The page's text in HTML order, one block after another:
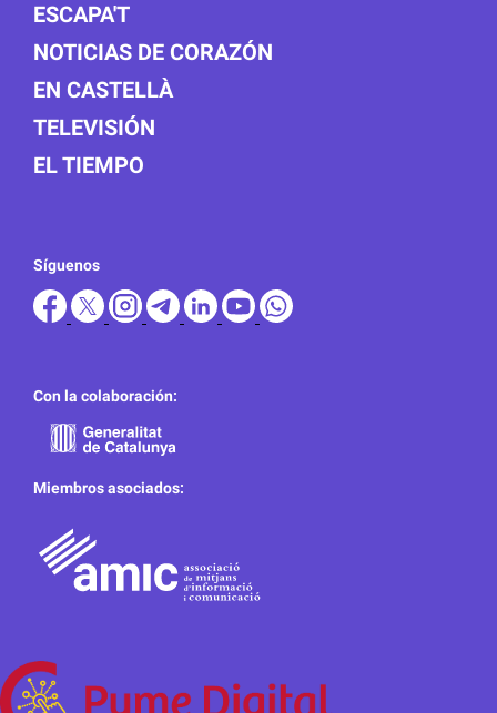
ESCAPA'T
NOTICIAS DE CORAZÓN
EN CASTELLÀ
TELEVISIÓN
EL TIEMPO
Síguenos
Con la colaboración:
Miembros asociados: